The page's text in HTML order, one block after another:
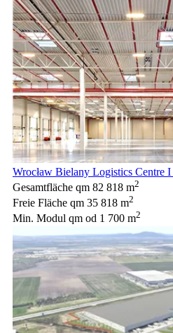
Wrocław Bielany Logistics Centre I
Gesamtfläche qm 82 818 m2
Freie Fläche qm 35 818 m2
Min. Modul qm od 1 700 m2